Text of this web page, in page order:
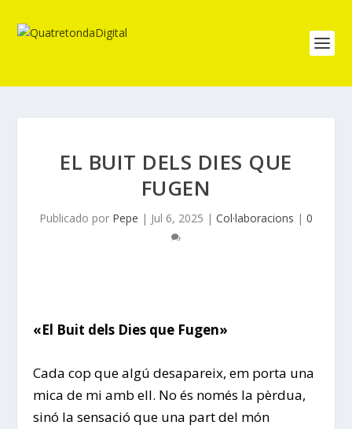
EL BUIT DELS DIES QUE
FUGEN
Publicado por Pepe | Jul 6, 2025 | Col·laboracions | 0
«El Buit dels Dies que Fugen»
Cada cop que algú desapareix, em porta una
mica de mi amb ell. No és només la pèrdua,
sinó la sensació que una part del món